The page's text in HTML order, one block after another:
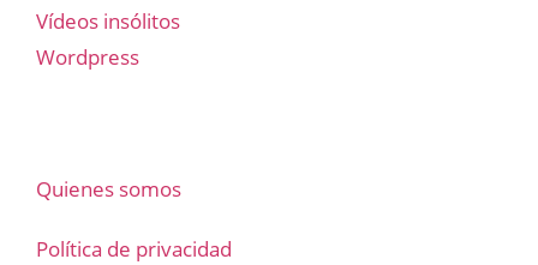
Vídeos insólitos
Wordpress
Quienes somos
Política de privacidad